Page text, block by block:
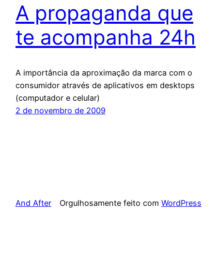
A propaganda que
te acompanha 24h
A importância da aproximação da marca com o
consumidor através de aplicativos em desktops
(computador e celular)
2 de novembro de 2009
And After Orgulhosamente feito com WordPress